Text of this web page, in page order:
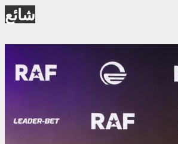
شائع